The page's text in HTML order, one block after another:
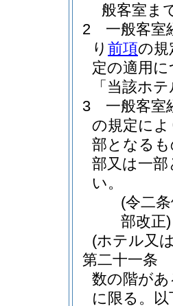
般客室ま
2
一般客室
り 前項の規
定の適用
「当該ホ
3
一般客室
の規定に
部となる
部又は一
い。
(令二
部改正)
(ホテル又
第二十一条
数の階が
に限る。